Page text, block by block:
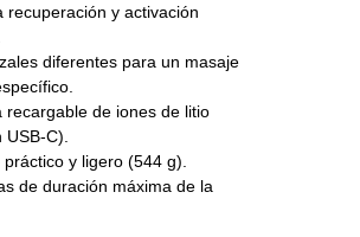
recuperación y activación
diferentes para un masaje
de iones de litio
C).
y ligero (544 g).
de duración máxima de la